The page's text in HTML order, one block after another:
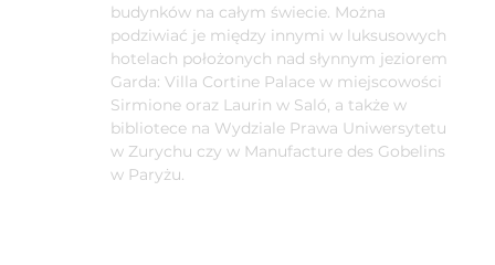
budynków na całym świecie. Można
podziwiać je między innymi w luksusowych
hotelach położonych nad słynnym jeziorem
Garda: Villa Cortine Palace w miejscowości
Sirmione oraz Laurin w Saló, a także w
bibliotece na Wydziale Prawa Uniwersytetu
w Zurychu czy w Manufacture des Gobelins
w Paryżu.